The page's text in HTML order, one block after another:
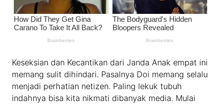
Keseksian dan Kecantikan dari Janda Anak empat ini
memang sulit dihindari. Pasalnya Doi memang selalu
menjadi perhatian netizen. Paling lekuk tubuh
indahnya bisa kita nikmati dibanyak media. Mulai